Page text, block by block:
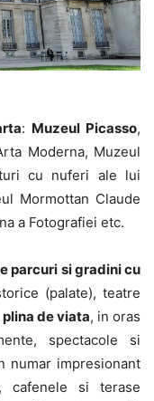
: Muzeul Picasso,
Moderna, Muzeul
cu nuferi ale lui
Mormottan Claude
a Fotografiei etc.
parcuri si gradini cu
(palate), teatre
de viata, in oras
spectacole si
numar impresionant
cafenele si terase